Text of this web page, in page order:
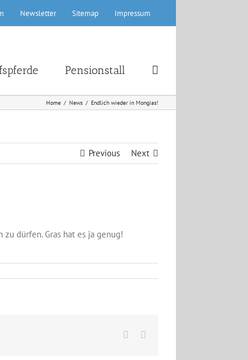
Newsletter Sitemap Impressum
Pensionstall
Home News Endlich wieder in Mongias!
Previous Next
dürfen. Gras hat es ja genug!
Facebook